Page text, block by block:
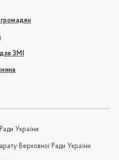
громадян
ЗМІ
України
Верховної Ради України